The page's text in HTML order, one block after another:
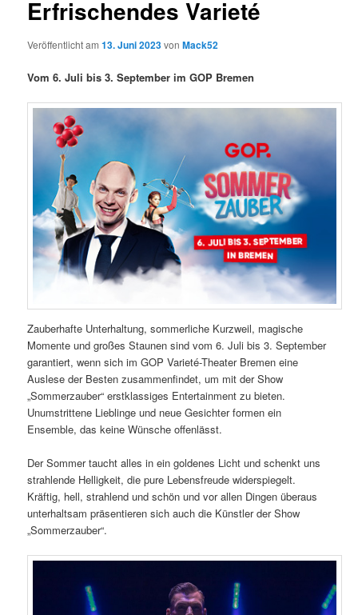
g
a
a
t
i
o
n
Erfrischendes Varieté
Veröffentlicht am13. Juni 2023vonMack52
Vom 6. Juli bis 3. September im GOP Bremen
Zauberhafte Unterhaltung, sommerliche Kurzweil, magische
Momente und großes Staunen sind vom 6. Juli bis 3. September
garantiert, wenn sich im GOP Varieté-Theater Bremen eine
Auslese der Besten zusammenfindet, um mit der Show
„Sommerzauber“ erstklassiges Entertainment zu bieten.
Unumstrittene Lieblinge und neue Gesichter formen ein
Ensemble, das keine Wünsche offenlässt.
Der Sommer taucht alles in ein goldenes Licht und schenkt uns
strahlende Helligkeit, die pure Lebensfreude widerspiegelt.
Kräftig, hell, strahlend und schön und vor allen Dingen überaus
unterhaltsam präsentieren sich auch die Künstler der Show
„Sommerzauber“.